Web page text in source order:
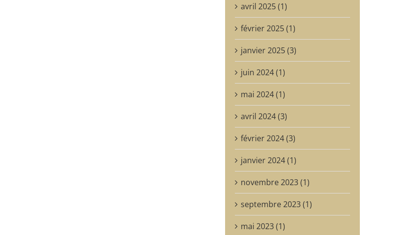
avril 2025 (1)
février 2025 (1)
janvier 2025 (3)
juin 2024 (1)
mai 2024 (1)
avril 2024 (3)
février 2024 (3)
janvier 2024 (1)
novembre 2023 (1)
septembre 2023 (1)
mai 2023 (1)